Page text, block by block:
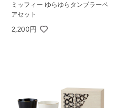
ミッフィー ゆらゆらタンブラーペ
アセット
2,200円